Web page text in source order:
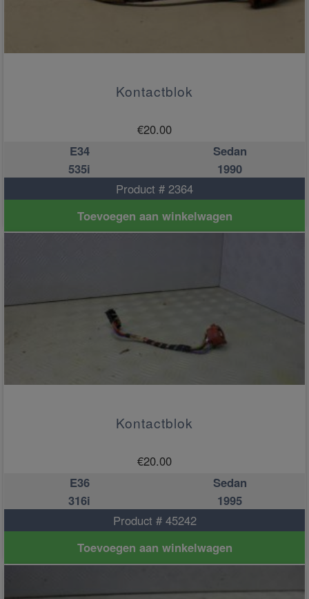
Kontactblok
€20.00
E34
Sedan
535i
1990
Product # 2364
Toevoegen aan winkelwagen
Kontactblok
€20.00
E36
Sedan
316i
1995
Product # 45242
Toevoegen aan winkelwagen